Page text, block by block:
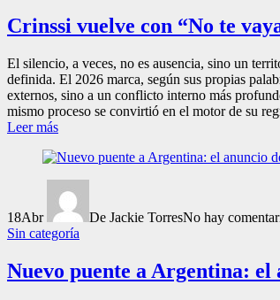
Crinssi vuelve con “No te
El silencio, a veces, no es ausencia, sino un
definida. El 2026 marca, según sus propias
externos, sino a un conflicto interno más
mismo proceso se convirtió en el motor de su
Leer más
18Abr De Jackie TorresNo hay
Sin categoría
Nuevo puente a Argentina: el